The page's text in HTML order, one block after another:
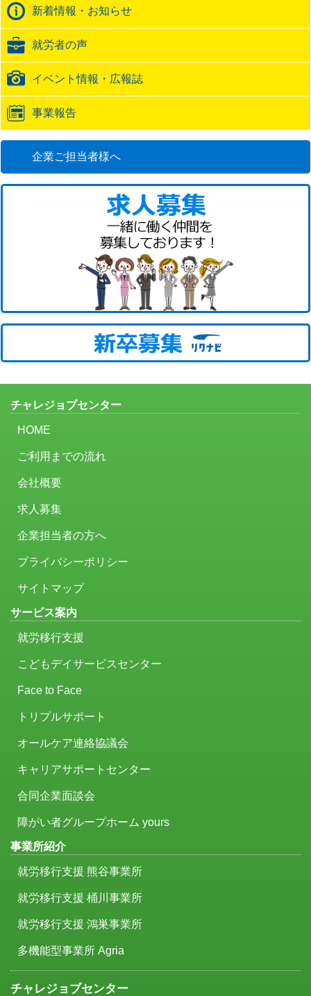
バ
ッ
URL
新着情報・お知らせ
就労者の声
イベント情報・広報誌
事業報告
企業ご担当者様へ
チャレジョブセンター
HOME
ご利用までの流れ
会社概要
求人募集
企業担当者の方へ
プライバシーポリシー
サイトマップ
サービス案内
就労移行支援
こどもデイサービスセンター
Face to Face
トリプルサポート
オールケア連絡協議会
キャリアサポートセンター
合同企業面談会
障がい者グループホーム yours
事業所紹介
就労移行支援 熊谷事業所
就労移行支援 桶川事業所
就労移行支援 鴻巣事業所
多機能型事業所 Agria
チャレジョブセンター